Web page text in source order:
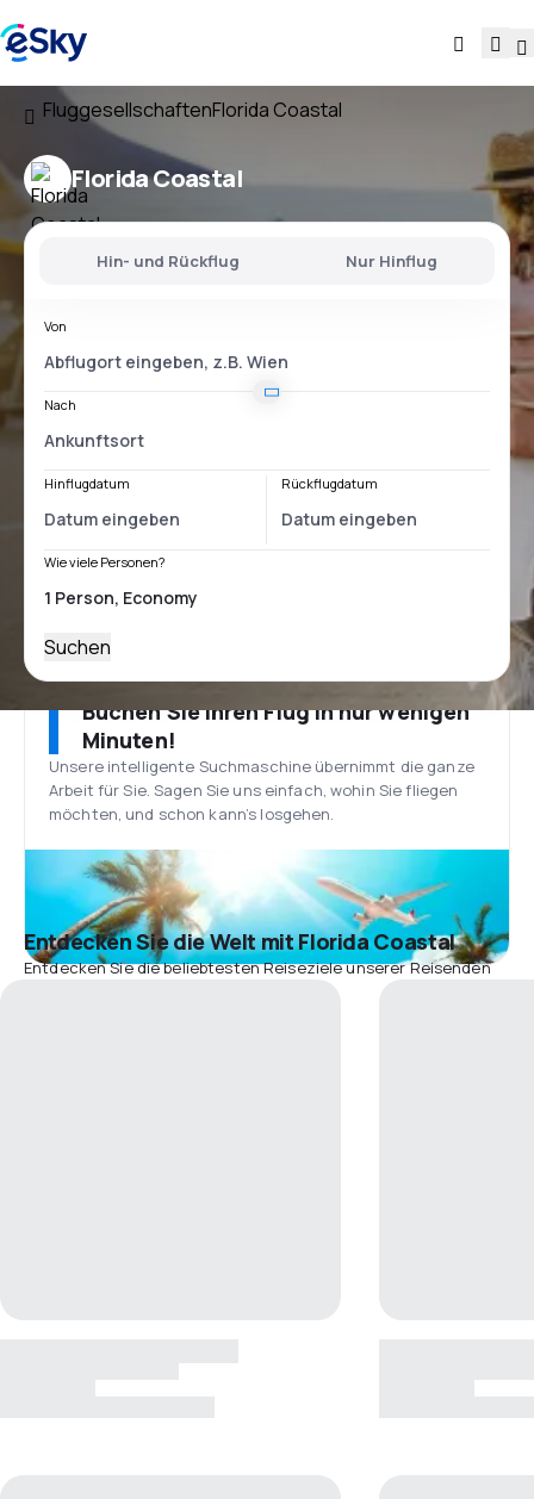
FluggesellschaftenFlorida Coastal
Florida Coastal
Hin- und Rückflug Nur Hinflug
Von
Nach
Hinflugdatum Rückflugdatum
Wie viele Personen?
Suchen
Buchen Sie Ihren Flug in nur wenigen
Minuten!
Unsere intelligente Suchmaschine übernimmt die ganze
Arbeit für Sie. Sagen Sie uns einfach, wohin Sie fliegen
möchten, und schon kann’s losgehen.
Entdecken Sie die Welt mit Florida Coastal
Entdecken Sie die beliebtesten Reiseziele unserer Reisenden